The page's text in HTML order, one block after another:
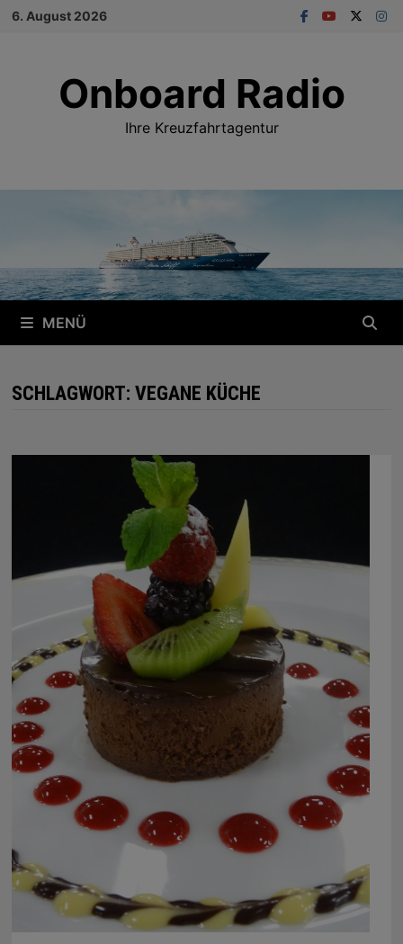
Zum
6. August 2026
Onboard Radio
Ihre Kreuzfahrtagentur
MENÜ
SCHLAGWORT: VEGANE KÜCHE